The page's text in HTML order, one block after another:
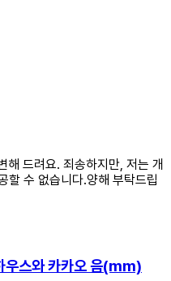
해 드려요. 죄송하지만, 저는 개
할 수 없습니다.양해 부탁드립
우스와 카카오 음(mm)